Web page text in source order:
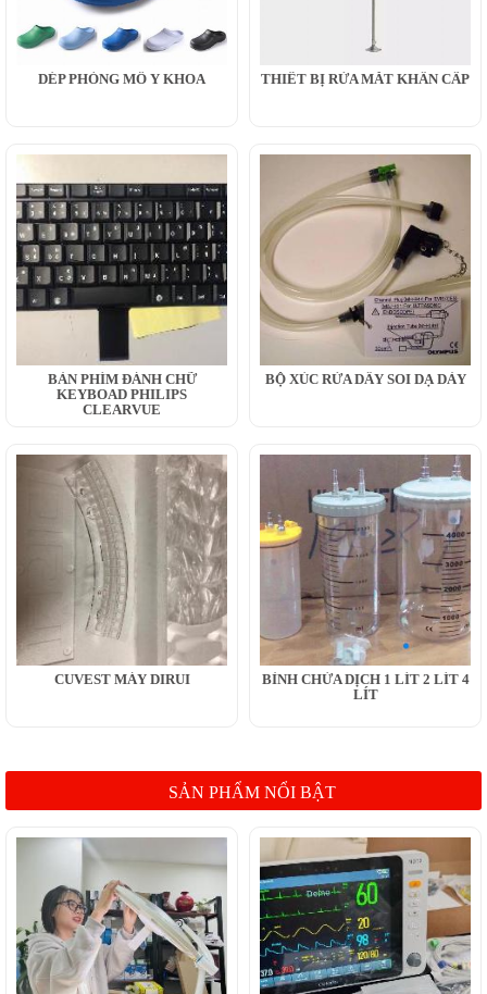
DÉP PHÒNG MỔ Y KHOA THIẾT BỊ RỬA MẮT KHẨN CẤP
BÀN PHÍM ĐÁNH CHỮ
KEYBOAD PHILIPS
CLEARVUE
BỘ XÚC RỬA DÂY SOI DẠ DÀY
CUVEST MÁY DIRUI
BÌNH CHỨA DỊCH 1 LÍT 2 LÍT 4
LÍT
SẢN PHẨM NỔI BẬT